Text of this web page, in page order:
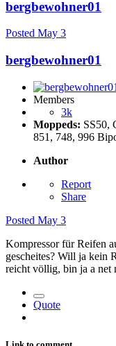
bergbewohner01
Posted May 3
bergbewohner01
Members
3k
Moppeds: SS50,
851, 748, 996
Author
Report
Share
Posted May 3
Kompressor für Reifen
gescheites? Will ja kein
reicht völlig, bin ja a net
Quote